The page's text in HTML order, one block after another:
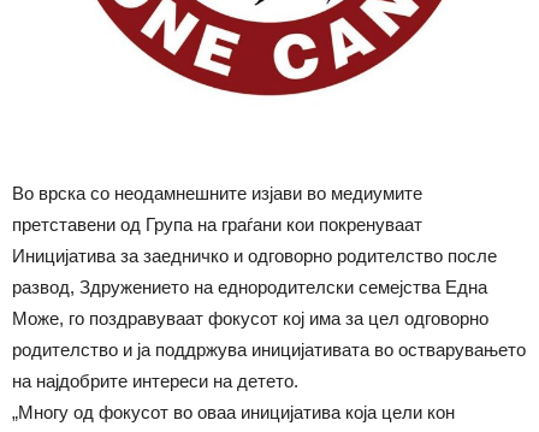
Во врска со неодамнешните изјави во медиумите
претставени од Група на граѓани кои покренуваат
Иницијатива за заедничко и одговорно родителство после
развод, Здружението на еднородителски семејства Една
Може, го поздравуваат фокусот кој има за цел одговорно
родителство и ја поддржува иницијативата во остварувањето
на најдобрите интереси на детето.
„Многу од фокусот во оваа иницијатива која цели кон